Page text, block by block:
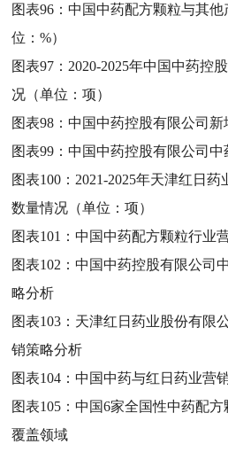
图表96：中国中药配方颗粒与其
位：%）
图表97： 2020-2025年中国中药控
况（单位：项）
图表98：中国中药控股有限公司新
图表99：中国中药控股有限公司
图表100： 2021-2025年天津红日
数量情况（单位：项）
图表101：中国中药配方颗粒行业
图表102：中国中药控股有限公司
略分析
图表103： 天津红日药业股份有限
销策略分析
图表104：中国中药与红日药业营
图表105：中国6家全国性中药配
覆盖领域